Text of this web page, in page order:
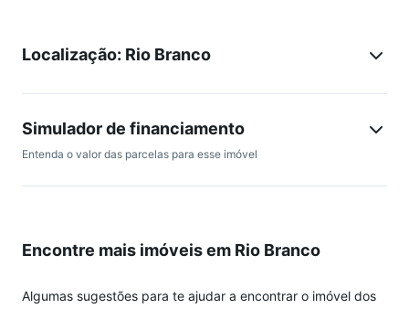
bairro oferece, Agende uma visita.
Localização: Rio Branco
Simulador de financiamento
Entenda o valor das parcelas para esse imóvel
Encontre mais imóveis em Rio Branco
Algumas sugestões para te ajudar a encontrar o imóvel dos